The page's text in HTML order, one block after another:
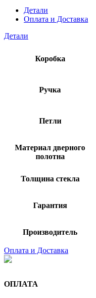
Детали
Оплата и Доставка
Детали
Коробка
Ручка
Петли
Материал дверного
полотна
Толщина стекла
Гарантия
Производитель
Оплата и Доставка
ОПЛАТА